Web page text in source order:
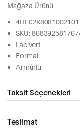
Mağaza Ürünü
SKU:
Lacivert
Formal
Armürlü
Taksit Seçenekleri
Teslimat